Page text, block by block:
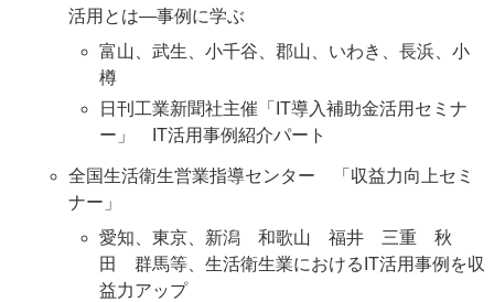
活用とは―事例に学ぶ
富山、武生、小千谷、郡山、いわき、長浜、小
樽
日刊工業新聞社主催「IT導入補助金活用セミナ
ー」 IT活用事例紹介パート
全国生活衛生営業指導センター 「収益力向上セミ
ナー」
愛知、東京、新潟 和歌山 福井 三重 秋
田 群馬等、生活衛生業におけるIT活用事例を収
益力アップ